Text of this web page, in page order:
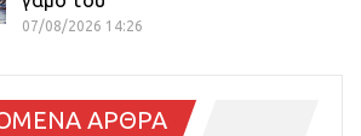
07/08/2026 14:26
ΑΡΘΡΑ